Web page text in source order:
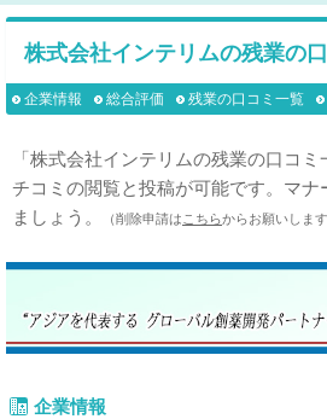
株式会社インテリムの残業の
企業情報 総合評価 残業の口コミ一覧
「株式会社インテリムの残業の口コ
チコミの閲覧と投稿が可能です。マナ
ましょう。
（削除申請は こちらからお願いします
企業情報